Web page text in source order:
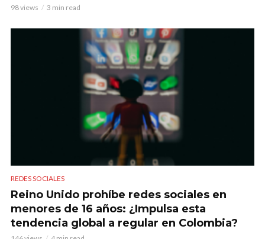
98 views 3 min read
REDES SOCIALES
Reino Unido prohíbe redes sociales en
menores de 16 años: ¿Impulsa esta
tendencia global a regular en Colombia?